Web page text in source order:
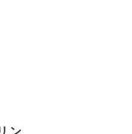
ン